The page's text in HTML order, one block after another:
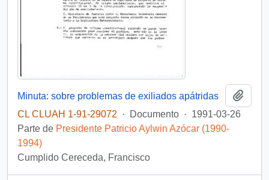
Minuta: sobre problemas de exiliados apátridas
CL CLUAH 1-91-29072
· Documento · 1991-03-26
Parte de Presidente Patricio Aylwin Azócar (1990-
1994)
Cumplido Cereceda, Francisco